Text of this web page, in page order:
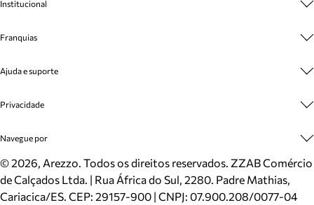
Institucional
Cashback
Venda Corporativa
Mapa do Site
Inverno
Mundo Arezzo
Franquias
Plano de Negócio
Ajuda e suporte
Cadastro
Meus Pedidos
Trocas e Devoluções
Cartão Presente
Localizador de lojas
Privacidade
Politica e Privacidade
Navegue por
Sapatos
Bolsas
Scarpins
©2026, Arezzo. Todos os direitos reservados. ZZAB Comércio
de Calçados Ltda. | Rua África do Sul, 2280. Padre Mathias,
Cariacica/ES. CEP: 29157-900 | CNPJ: 07.900.208/0077-04